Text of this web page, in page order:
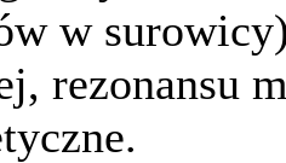
w
rezonansu